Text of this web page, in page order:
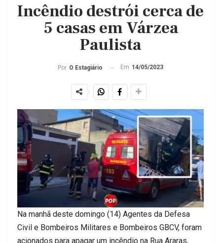
Incêndio destrói cerca de
5 casas em Várzea
Paulista
Por O Estagiário Em 14/05/2023
Na manhã deste domingo (14) Agentes da Defesa
Civil e Bombeiros Militares e Bombeiros GBCV, foram
acionados para apagar um incêndio na Rua Araras,